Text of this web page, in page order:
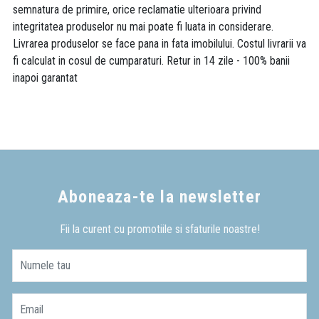
semnatura de primire, orice reclamatie ulterioara privind
integritatea produselor nu mai poate fi luata in considerare.
Livrarea produselor se face pana in fata imobilului. Costul livrarii va
fi calculat in cosul de cumparaturi. Retur in 14 zile - 100% banii
inapoi garantat
Aboneaza-te la newsletter
Fii la curent cu promotiile si sfaturile noastre!
Numele tau
Email